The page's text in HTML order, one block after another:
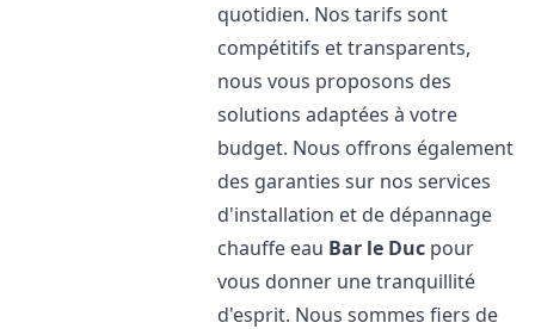
quotidien. Nos tarifs sont
compétitifs et transparents,
nous vous proposons des
solutions adaptées à votre
budget. Nous offrons également
des garanties sur nos services
d'installation et de dépannage
chauffe eau Bar le Duc pour
vous donner une tranquillité
d'esprit. Nous sommes fiers de